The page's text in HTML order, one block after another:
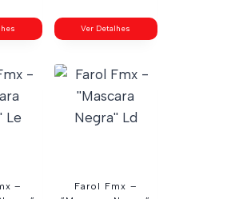
Ver Detalhes
–
Farol Fmx –